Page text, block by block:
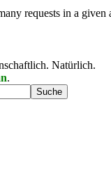
Natürlich.
.